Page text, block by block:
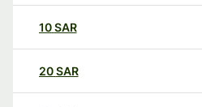
10SAR
20SAR